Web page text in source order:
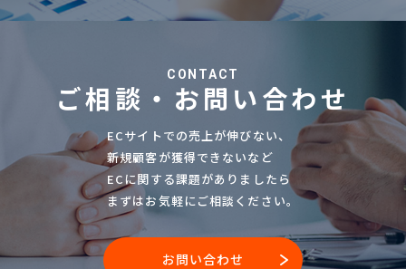
CONTACT
ご相談・お問い合わせ
ECサイトでの売上が伸びない、
新規顧客が獲得できないなど
ECに関する課題がありましたら
まずはお気軽にご相談ください。
お問い合わせ